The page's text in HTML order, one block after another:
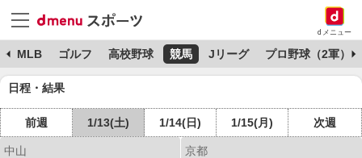
dメニュー
MLB ゴルフ 高校野球 競馬 Jリーグ プロ野球（2軍）
日程・結果
前週 1/13(土) 1/14(日) 1/15(月) 次週
中山
京都